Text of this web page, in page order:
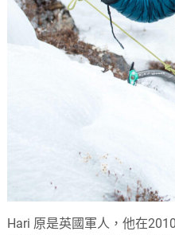
Hari 原是英國軍人，他在